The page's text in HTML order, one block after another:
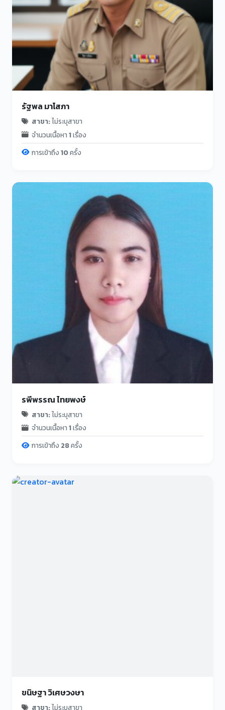
รัฐพล มาโสภา
สาขา:ไม่ระบุสาขา
จำนวนเนื้อหา1เรื่อง
การเข้าถึง10ครั้ง
รพีพรรณ ไทยพงษ์
สาขา:ไม่ระบุสาขา
จำนวนเนื้อหา1เรื่อง
การเข้าถึง 28ครั้ง
ขนิษฐา วิเศษวงษา
สาขา:ไม่ระบุสาขา